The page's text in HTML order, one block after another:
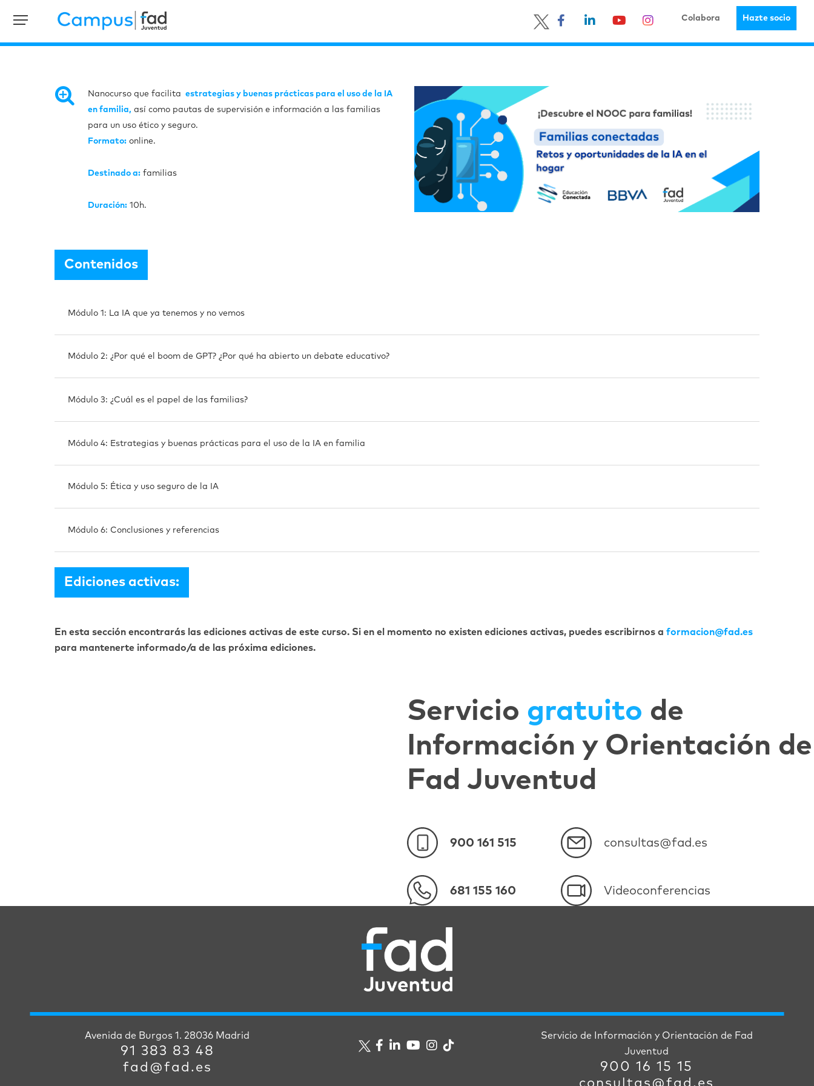
Colabora Hazte socio
Nanocurso que facilita estrategias y buenas prácticas para el uso de la IA
en familia, así como pautas de supervisión e información a las familias
para un uso ético y seguro.
Formato: online.
Destinado a: familias
Duración: 10h.
Contenidos
Módulo 1: La IA que ya tenemos y no vemos
Módulo 2: ¿Por qué el boom de GPT? ¿Por qué ha abierto un debate educativo?
Módulo 3: ¿Cuál es el papel de las familias?
Módulo 4: Estrategias y buenas prácticas para el uso de la IA en familia
Módulo 5: Ética y uso seguro de la IA
Módulo 6: Conclusiones y referencias
Ediciones activas:
En esta sección encontrarás las ediciones activas de este curso. Si en el momento no existen ediciones activas, puedes escribirnos a formacion@fad.es
para mantenerte informado/a de las próxima ediciones.
Servicio gratuito de
Información y Orientación de
Fad Juventud
900 161 515 consultas@fad.es
681 155 160 Videoconferencias
Avenida de Burgos 1. 28036 Madrid
91 383 83 48
fad@fad.es
Servicio de Información y Orientación de Fad
Juventud
900 16 15 15